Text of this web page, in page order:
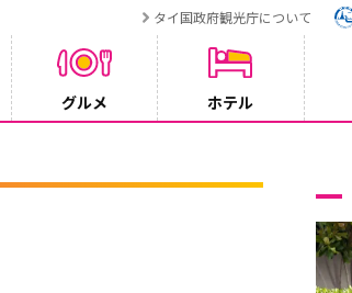
タイ国政府観光庁について
グルメ ホテル